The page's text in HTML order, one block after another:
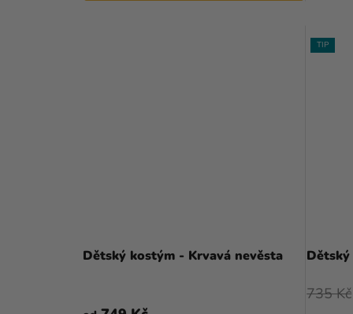
Dětský kostým - Krvavá nevěsta
TIP
735 Kč